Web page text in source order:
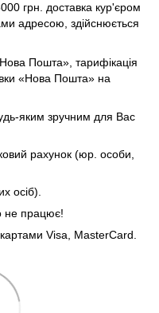
грн. доставка кур'єром
адресою, здійснюється
Пошта», тарифікація
«Нова Пошта» на
яким зручним для Вас
рахунок (юр. особи,
осіб).
не працює!
Visa, MasterCard.